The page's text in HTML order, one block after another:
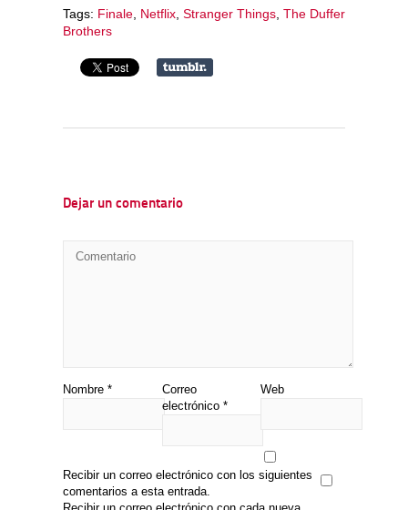
Tags: Finale Netflix Stranger Things The Duffer
Brothers
Dejar un comentario
Nombre *
Correo
electrónico *
Web
Recibir un correo electrónico con los siguientes
comentarios a esta entrada.